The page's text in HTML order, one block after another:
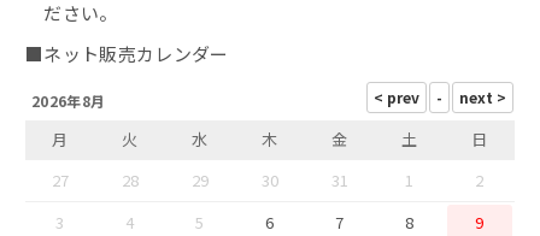
鯖カレー
干物
西京味噌漬け
ださい。
■ネット販売カレンダー
2026年8月
月 火 水 木 金 土
日
27
28 29 30 31 1
2
3
4 5 6 7 8
9